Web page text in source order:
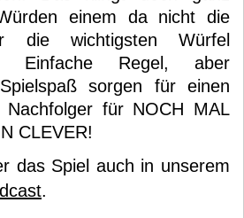
einem da nicht die
die wichtigsten Würfel
Einfache Regel, aber
sorgen für einen
Nachfolger für NOCH MAL
CLEVER!
das Spiel auch in unserem
.